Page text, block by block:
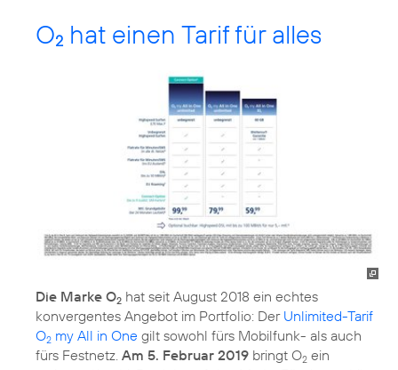
O2 hat einen Tarif für alles
Die Marke O2 hat seit August 2018 ein echtes
konvergentes Angebot im Portfolio: Der Unlimited-Tarif
O2 my All in One gilt sowohl fürs Mobilfunk- als auch
fürs Festnetz. Am 5. Februar 2019 bringt O2 ein